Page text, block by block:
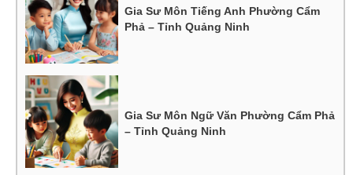
Gia Sư Môn Tiếng Anh Phường Cẩm
Phả – Tỉnh Quảng Ninh
Gia Sư Môn Ngữ Văn Phường Cẩm Phả
– Tỉnh Quảng Ninh